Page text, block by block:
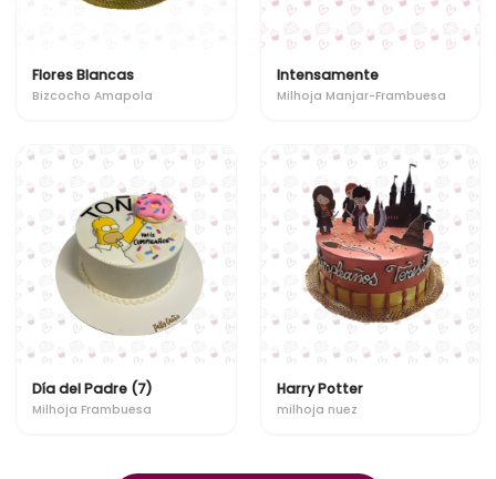
Flores Blancas
Bizcocho Amapola
Intensamente
Milhoja Manjar-Frambuesa
Día del Padre (7)
Milhoja Frambuesa
Harry Potter
milhoja nuez